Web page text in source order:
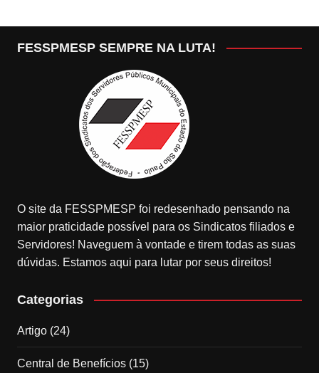
FESSPMESP SEMPRE NA LUTA!
O site da FESSPMESP foi redesenhado pensando na
maior praticidade possível para os Sindicatos filiados e
Servidores! Naveguem à vontade e tirem todas as suas
dúvidas. Estamos aqui para lutar por seus direitos!
Categorias
Artigo(24)
Central de Benefícios(15)